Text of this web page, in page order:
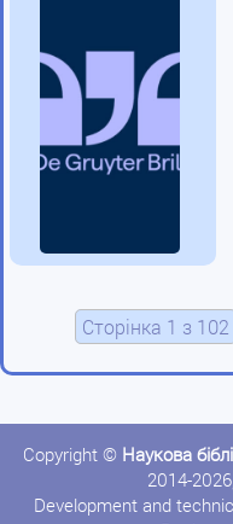
Сторінка 1 з 102
Copyright © Наукова
2014-
Development and